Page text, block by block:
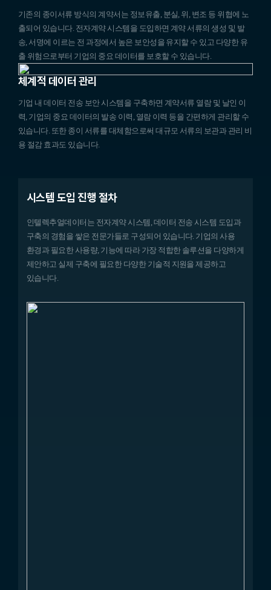
기존의 종이서류 방식의 계약서는 정보유출, 분실, 위, 변조 등 위협에 노
출되어 있습니다. 전자계약 시스템을 도입하면 계약 서류의 생성 및 발
송, 서명에 이르는 전 과정에서 높은 보안성을 유지할 수 있고 다양한 유
출 위험으로부터 기업의 중요 데이터를 보호할 수 있습니다.
체계적 데이터 관리
기업 내 데이터 전송 보안 시스템을 구축하면 계약서류 열람 및 날인 이
력, 기업의 중요 데이터의 발송 이력, 열람 이력 등을 간편하게 관리할 수
있습니다. 또한 종이 서류를 대체함으로써 대규모 서류의 보관과 관리 비
용 절감 효과도 있습니다.
시스템 도입 진행 절차
인텔렉추얼데이터는 전자계약 시스템, 데이터 전송 시스템 도입과
구축의 경험을 쌓은 전문가들로 구성되어 있습니다. 기업의 사용
환경과 필요한 사용량, 기능에 따라 가장 적합한 솔루션을 다양하게
제안하고 실제 구축에 필요한 다양한 기술적 지원을 제공하고
있습니다.